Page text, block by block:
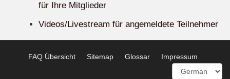
für Ihre Mitglieder
Videos/Livestream für angemeldete Teilnehmer
FAQ Übersicht Sitemap Glossar Impressum